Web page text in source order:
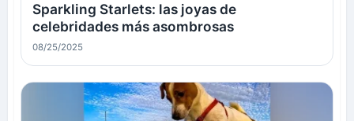
Sparkling Starlets: las joyas de
celebridades más asombrosas
08/25/2025